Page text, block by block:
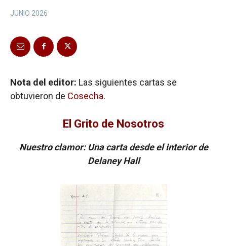
JUNIO 2026
Nota del editor: Las siguientes cartas se
obtuvieron de Cosecha.
El Grito de Nosotros
Nuestro clamor: Una carta desde el interior de
Delaney Hall